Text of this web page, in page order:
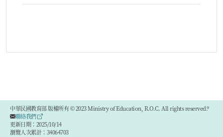
中華民國教育部 版權所有 © 2023 Ministry of Education, R.O.C. All rights reserved.®
聯絡我們
更新日期：2025/10/14
瀏覽人次累計：34064703